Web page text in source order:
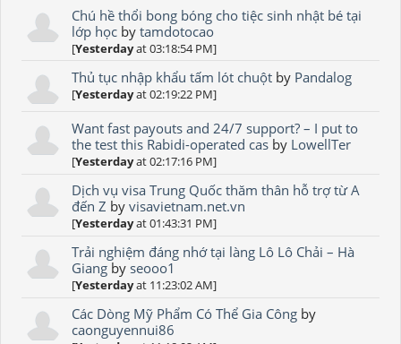
Chú hề thổi bong bóng cho tiệc sinh nhật bé tại
lớp học bytamdotocao
[Yesterdayat 03:18:54 PM]
Thủ tục nhập khẩu tấm lót chuột by Pandalog
[Yesterdayat 02:19:22 PM]
Want fast payouts and 24/7 support? – I put to
the test this Rabidi-operated cas by LowellTer
[Yesterdayat 02:17:16 PM]
Dịch vụ visa Trung Quốc thăm thân hỗ trợ từ A
đến Z byvisavietnam.net.vn
[Yesterdayat 01:43:31 PM]
Trải nghiệm đáng nhớ tại làng Lô Lô Chải – Hà
Giang byseooo1
[Yesterdayat 11:23:02 AM]
Các Dòng Mỹ Phẩm Có Thể Gia Công by
caonguyennui86